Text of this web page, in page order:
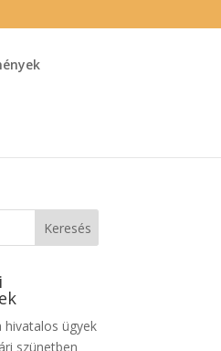
hivatalos ügyek
szünetben